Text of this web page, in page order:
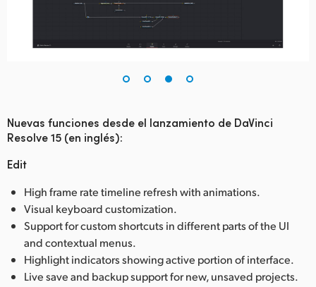
Nuevas funciones desde el lanzamiento de DaVinci
Resolve 15 (en inglés):
Edit
High frame rate timeline refresh with animations.
Visual keyboard customization.
Support for custom shortcuts in different parts of the UI
and contextual menus.
Highlight indicators showing active portion of interface.
Live save and backup support for new, unsaved projects.